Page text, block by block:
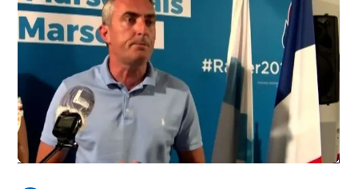
OM
Faits
divers
Sports